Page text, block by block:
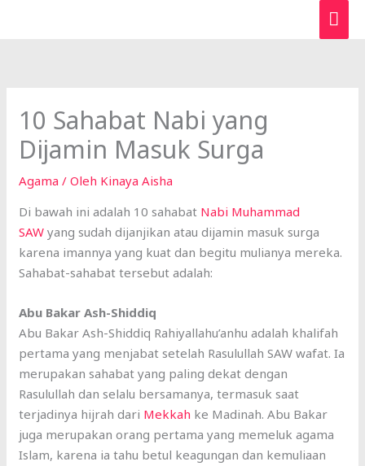
10 Sahabat Nabi yang
Dijamin Masuk Surga
Agama / Oleh Kinaya Aisha
Di bawah ini adalah 10 sahabat Nabi Muhammad
SAW yang sudah dijanjikan atau dijamin masuk surga
karena imannya yang kuat dan begitu mulianya mereka.
Sahabat-sahabat tersebut adalah:
Abu Bakar Ash-Shiddiq
Abu Bakar Ash-Shiddiq Rahiyallahu’anhu adalah khalifah
pertama yang menjabat setelah Rasulullah SAW wafat. Ia
merupakan sahabat yang paling dekat dengan
Rasulullah dan selalu bersamanya, termasuk saat
terjadinya hijrah dari Mekkah ke Madinah. Abu Bakar
juga merupakan orang pertama yang memeluk agama
Islam, karena ia tahu betul keagungan dan kemuliaan